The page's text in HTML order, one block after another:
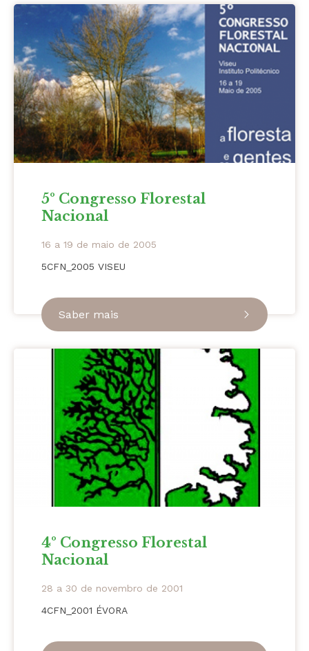
5º Congresso Florestal
Nacional
16 a 19 de maio de 2005
5CFN_2005 VISEU
Saber mais
4º Congresso Florestal
Nacional
28 a 30 de novembro de 2001
4CFN_2001 ÉVORA